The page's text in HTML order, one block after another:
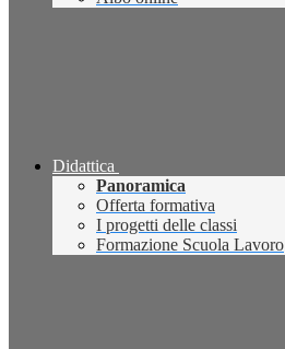
Didattica
Panoramica
Offerta formativa
I progetti delle classi
Formazione Scuola Lavoro